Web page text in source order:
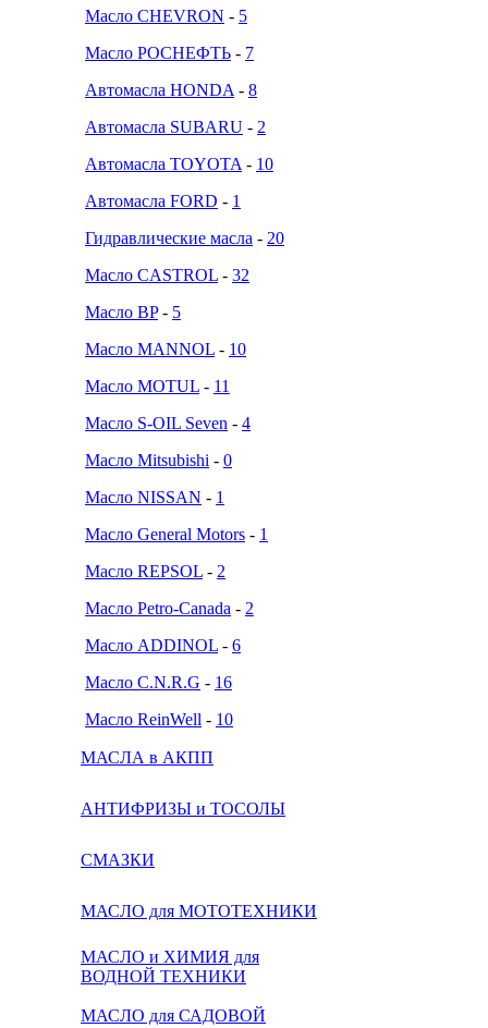
Масло CHEVRON - 5
Масло РОСНЕФТЬ - 7
Автомасла HONDA - 8
Автомасла SUBARU - 2
Автомасла TOYOTA - 10
Автомасла FORD - 1
Гидравлические масла - 20
Масло CASTROL - 32
Масло BP- 5
Масло MANNOL - 10
Масло MOTUL - 11
Масло S-OIL Seven - 4
Масло Mitsubishi - 0
Масло NISSAN - 1
Масло General Motors - 1
Масло REPSOL - 2
Масло Petro-Canada - 2
Масло ADDINOL - 6
Масло C.N.R.G - 16
Масло ReinWell - 10
МАСЛА в АКПП
АНТИФРИЗЫ и ТОСОЛЫ
СМАЗКИ
МАСЛО для МОТОТЕХНИКИ
МАСЛО и ХИМИЯ для
ВОДНОЙ ТЕХНИКИ
МАСЛО для САДОВОЙ